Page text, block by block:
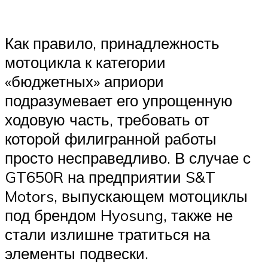
Как правило, принадлежность
мотоцикла к категории
«бюджетных» априори
подразумевает его упрощенную
ходовую часть, требовать от
которой филигранной работы
просто несправедливо. В случае с
GT650R на предприятии S&T
Motors, выпускающем мотоциклы
под брендом Hyosung, также не
стали излишне тратиться на
элементы подвески.